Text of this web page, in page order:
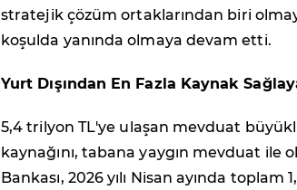
stratejik çözüm ortaklarından biri
koşulda yanında olmaya devam etti.
Yurt Dışından En Fazla Kaynak
5,4 trilyon TL'ye ulaşan mevduat
kaynağını, tabana yaygın mevduat
Bankası, 2026 yılı Nisan ayında